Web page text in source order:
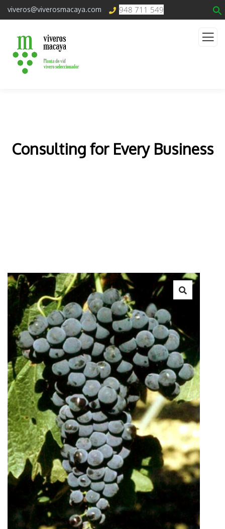
viveros@viverosmacaya.com 948 711 549
Consulting for Every Business